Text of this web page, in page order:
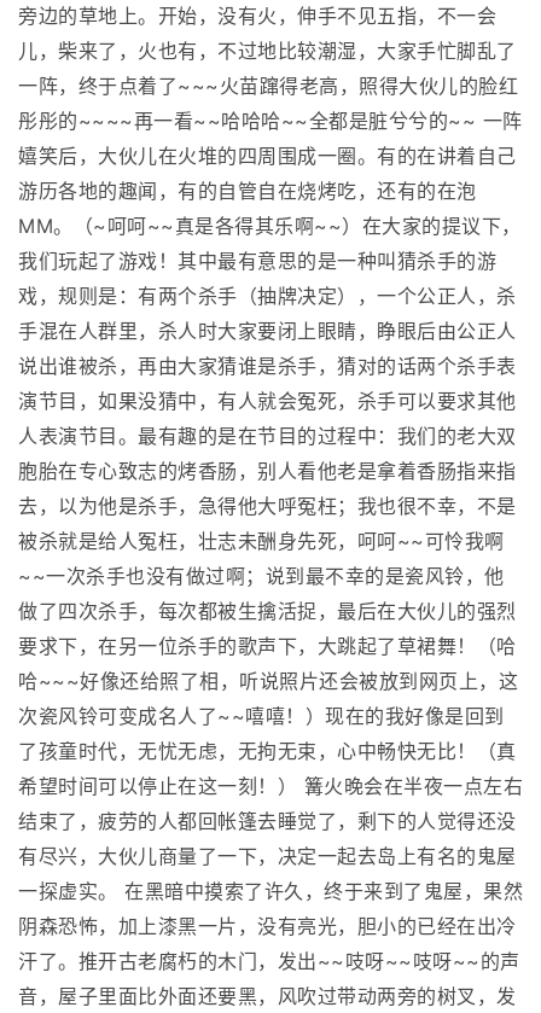
旁边的草地上。开始，没有火，伸手不见五指，不一会
儿，柴来了，火也有，不过地比较潮湿，大家手忙脚乱了
一阵，终于点着了~~~火苗蹿得老高，照得大伙儿的脸红
彤彤的~~~~再一看~~哈哈哈~~全都是脏兮兮的~~ 一阵
嬉笑后，大伙儿在火堆的四周围成一圈。有的在讲着自己
游历各地的趣闻，有的自管自在烧烤吃，还有的在泡
MM。（~呵呵~~真是各得其乐啊~~）在大家的提议下，
我们玩起了游戏！其中最有意思的是一种叫猜杀手的游
戏，规则是：有两个杀手（抽牌决定），一个公正人，杀
手混在人群里，杀人时大家要闭上眼睛，睁眼后由公正人
说出谁被杀，再由大家猜谁是杀手，猜对的话两个杀手表
演节目，如果没猜中，有人就会冤死，杀手可以要求其他
人表演节目。最有趣的是在节目的过程中：我们的老大双
胞胎在专心致志的烤香肠，别人看他老是拿着香肠指来指
去，以为他是杀手，急得他大呼冤枉；我也很不幸，不是
被杀就是给人冤枉，壮志未酬身先死，呵呵~~可怜我啊
~~一次杀手也没有做过啊；说到最不幸的是瓷风铃，他
做了四次杀手，每次都被生擒活捉，最后在大伙儿的强烈
要求下，在另一位杀手的歌声下，大跳起了草裙舞！（哈
哈~~~好像还给照了相，听说照片还会被放到网页上，这
次瓷风铃可变成名人了~~嘻嘻！）现在的我好像是回到
了孩童时代，无忧无虑，无拘无束，心中畅快无比！（真
希望时间可以停止在这一刻！） 篝火晚会在半夜一点左右
结束了，疲劳的人都回帐篷去睡觉了，剩下的人觉得还没
有尽兴，大伙儿商量了一下，决定一起去岛上有名的鬼屋
一探虚实。 在黑暗中摸索了许久，终于来到了鬼屋，果然
阴森恐怖，加上漆黑一片，没有亮光，胆小的已经在出冷
汗了。推开古老腐朽的木门，发出~~吱呀~~吱呀~~的声
音，屋子里面比外面还要黑，风吹过带动两旁的树叉，发